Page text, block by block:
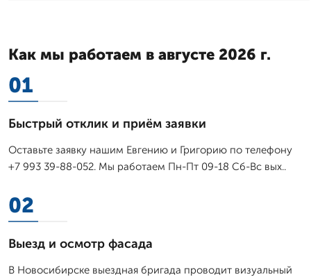
Как мы работаем в августе 2026 г.
01
Быстрый отклик и приём заявки
Оставьте заявку нашим Евгению и Григорию по телефону
+7 993 39-88-052. Мы работаем Пн-Пт 09-18 Сб-Вс вых..
02
Выезд и осмотр фасада
В Новосибирске выездная бригада проводит визуальный